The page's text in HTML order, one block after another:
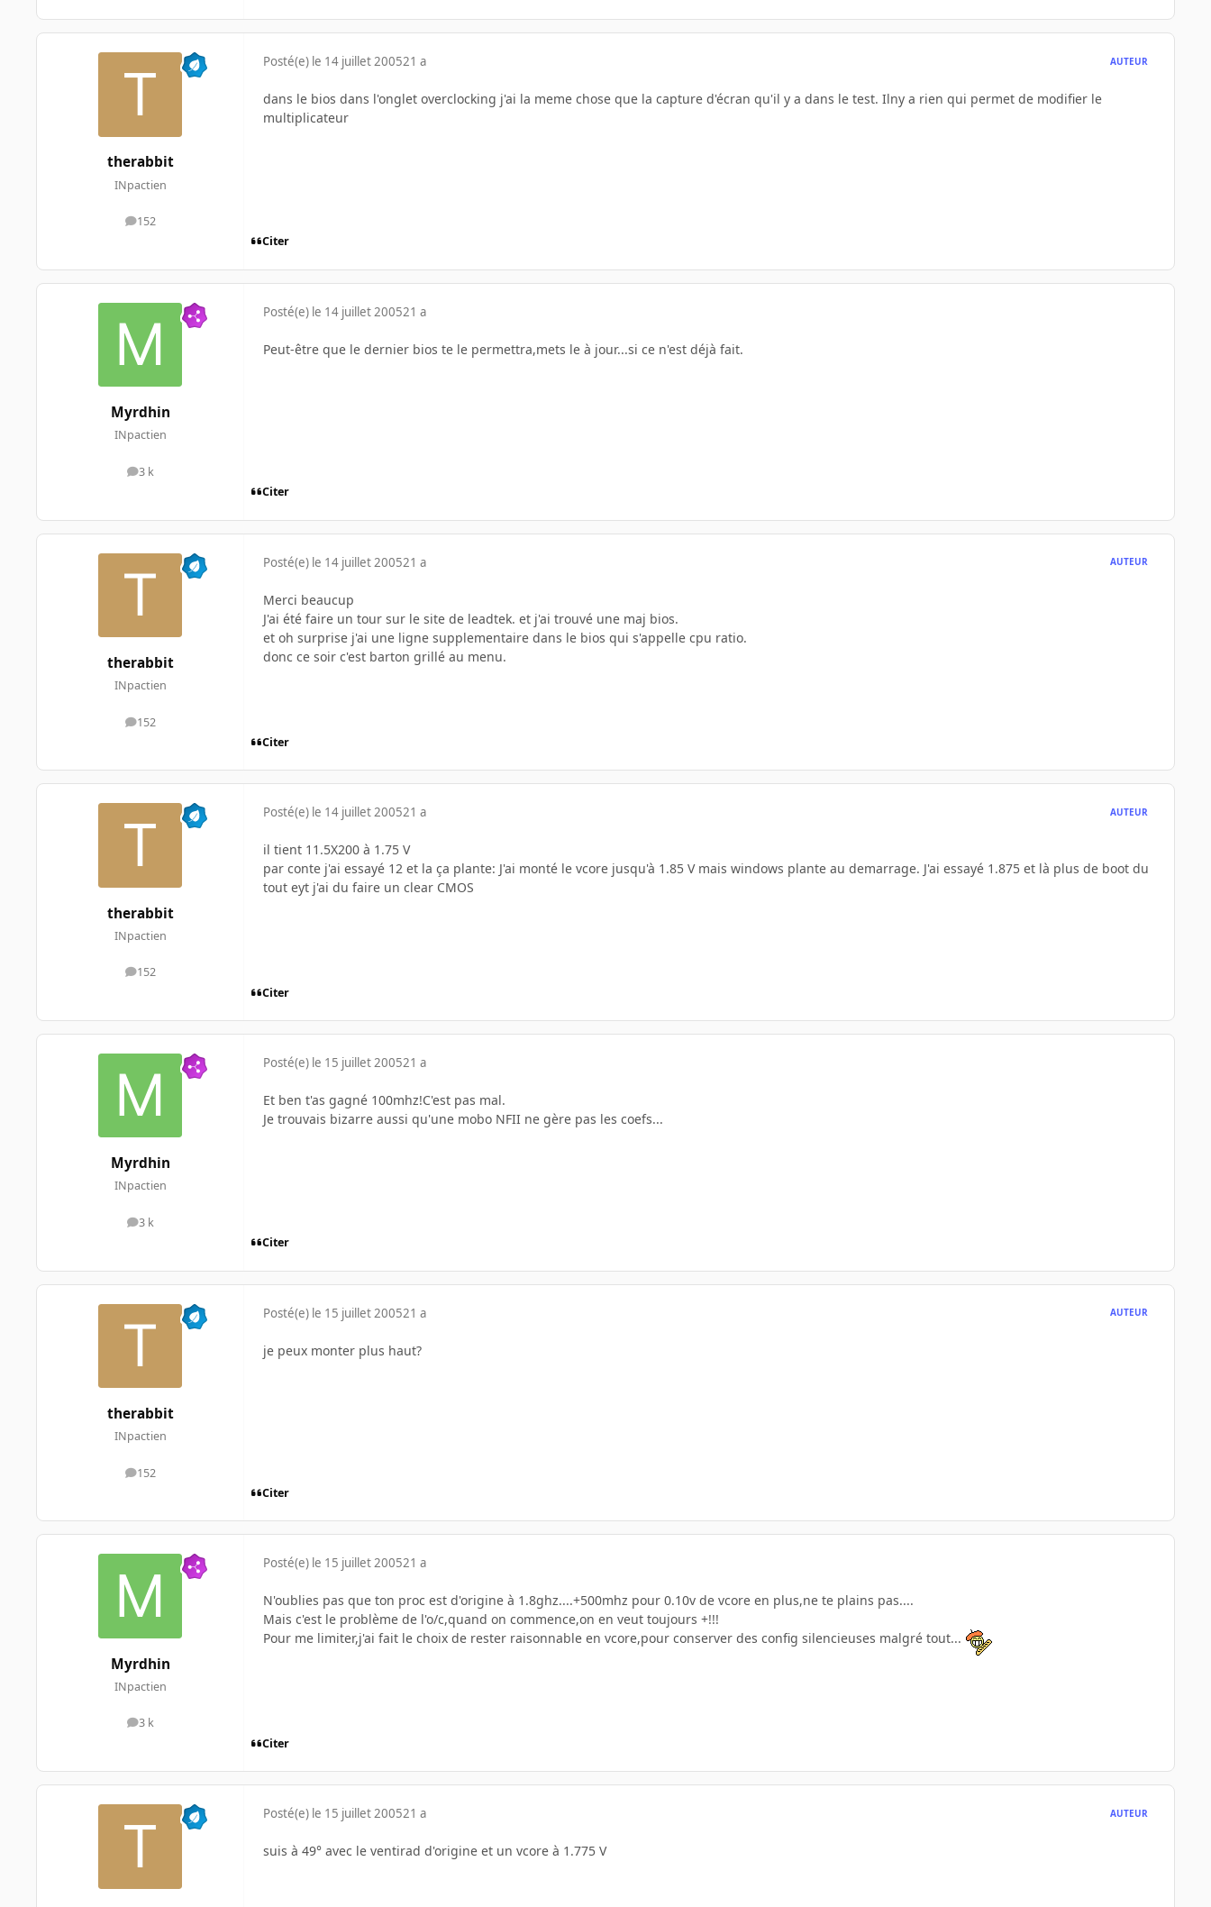
therabbit
INpactien
152
messages
Posté(e) le 14 juillet 200521 a AUTEUR
dans le bios dans l'onglet overclocking j'ai la meme chose que la capture d'écran qu'il y a dans le test. Ilny a rien qui permet de modifier le
multiplicateur
Citer
Myrdhin
INpactien
3 k
messages
Posté(e) le 14 juillet 200521 a
Peut-être que le dernier bios te le permettra,mets le à jour...si ce n'est déjà fait.
Citer
therabbit
INpactien
152
messages
Posté(e) le 14 juillet 200521 a AUTEUR
Merci beaucup
J'ai été faire un tour sur le site de leadtek. et j'ai trouvé une maj bios.
et oh surprise j'ai une ligne supplementaire dans le bios qui s'appelle cpu ratio.
donc ce soir c'est barton grillé au menu.
Citer
therabbit
INpactien
152
messages
Posté(e) le 14 juillet 200521 a AUTEUR
il tient 11.5X200 à 1.75 V
par conte j'ai essayé 12 et la ça plante: J'ai monté le vcore jusqu'à 1.85 V mais windows plante au demarrage. J'ai essayé 1.875 et là plus de boot du
tout eyt j'ai du faire un clear CMOS
Citer
Myrdhin
INpactien
3 k
messages
Posté(e) le 15 juillet 200521 a
Et ben t'as gagné 100mhz!C'est pas mal.
Je trouvais bizarre aussi qu'une mobo NFII ne gère pas les coefs...
Citer
therabbit
INpactien
152
messages
Posté(e) le 15 juillet 200521 a AUTEUR
je peux monter plus haut?
Citer
Myrdhin
INpactien
3 k
messages
Posté(e) le 15 juillet 200521 a
N'oublies pas que ton proc est d'origine à 1.8ghz....+500mhz pour 0.10v de vcore en plus,ne te plains pas....
Mais c'est le problème de l'o/c,quand on commence,on en veut toujours +!!!
Pour me limiter,j'ai fait le choix de rester raisonnable en vcore,pour conserver des config silencieuses malgré tout...
Citer
Posté(e) le 15 juillet 200521 a AUTEUR
suis à 49° avec le ventirad d'origine et un vcore à 1.775 V